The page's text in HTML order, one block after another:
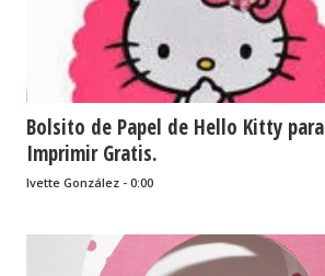
Bolsito de Papel de Hello Kitty para
Imprimir Gratis.
Ivette González - 0:00